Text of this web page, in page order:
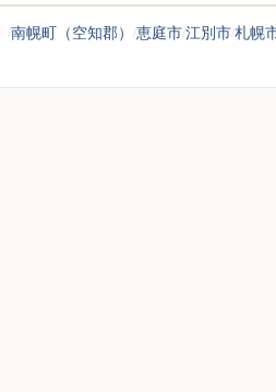
南幌町（空知郡） 恵庭市江別市札幌